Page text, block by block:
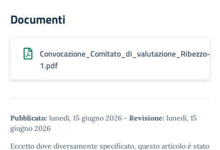
Documenti
Convocazione_Comitato_di_valutazione_Ribezzo-
1.pdf
Pubblicato: lunedì, 15 giugno 2026 - Revisione: lunedì, 15
giugno 2026
Eccetto dove diversamente specificato, questo articolo è stato